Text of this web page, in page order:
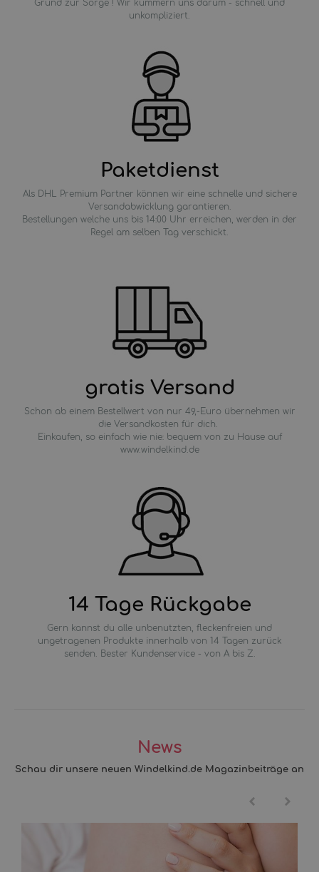
Grund zur Sorge ! Wir kümmern uns darum - schnell und
unkompliziert.
Paketdienst
Als DHL Premium Partner können wir eine schnelle und sichere
Versandabwicklung garantieren.
Bestellungen welche uns bis 14:00 Uhr erreichen, werden in der
Regel am selben Tag verschickt.
gratis Versand
Schon ab einem Bestellwert von nur 49,-Euro übernehmen wir
die Versandkosten für dich.
Einkaufen, so einfach wie nie: bequem von zu Hause auf
www.windelkind.de
14 Tage Rückgabe
Gern kannst du alle unbenutzten, fleckenfreien und
ungetragenen Produkte innerhalb von 14 Tagen zurück
senden. Bester Kundenservice - von A bis Z.
News
Schau dir unsere neuen Windelkind.de Magazinbeiträge an